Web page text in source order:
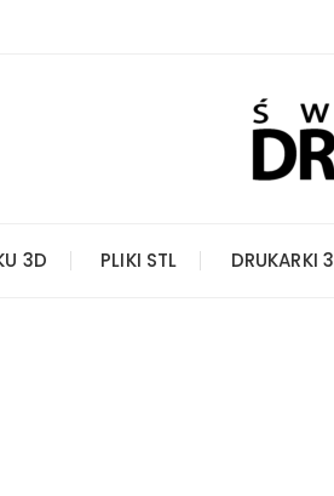
3D PLIKI STL DRUKARKI